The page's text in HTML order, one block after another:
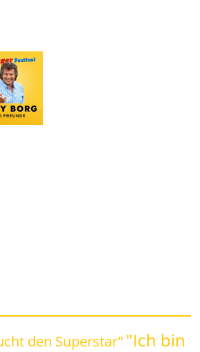
den Superstar" "Ich bin